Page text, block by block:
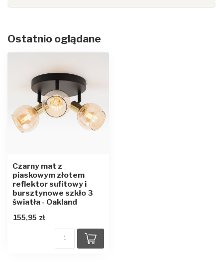
Ostatnio oglądane
Czarny mat z
piaskowym złotem
reflektor sufitowy i
bursztynowe szkło 3
światła - Oakland
155,95 zł